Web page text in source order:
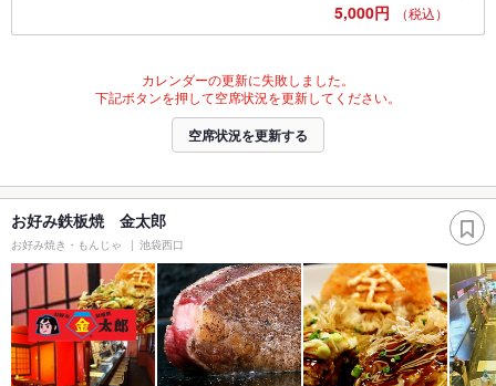
5,000円 （税込）
カレンダーの更新に失敗しました。
下記ボタンを押して空席状況を更新してください。
空席状況を更新する
お好み鉄板焼 金太郎
お好み焼き・もんじゃ 池袋西口